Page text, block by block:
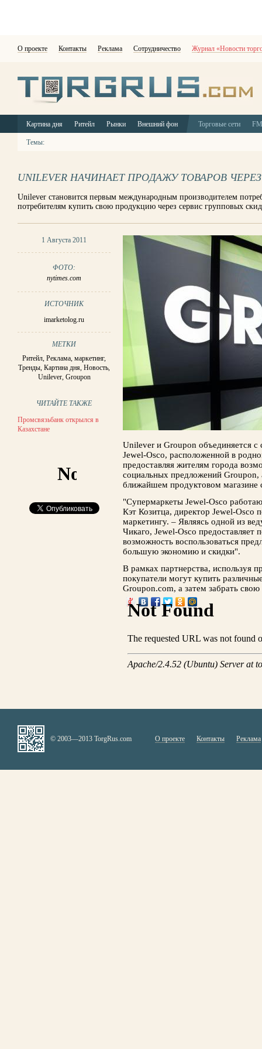
О проекте Контакты Реклама Сотрудничество Журнал «Новости
Картина дня Ритейл Рынки Внешний фон Торговые сети
Темы:
UNILEVER НАЧИНАЕТ ПРОДАЖУ ТОВАРОВ ЧЕРЕЗ
Unilever становится первым международным производителем
потребителям купить свою продукцию через сервис групповых
1 Августа 2011
ФОТО:
nytimes.com
ИСТОЧНИК
imarketolog.ru
МЕТКИ
Ритейл,Реклама, маркетинг,
Тренды,Картина дня,Новость,
Unilever, Groupon
ЧИТАЙТЕ ТАКЖЕ
Промсвязьбанк открылся в
Казахстане
Unilever и Groupon объединяется c
Jewel-Osco, расположенной в
предоставляя жителям города
социальных предложений
ближайшем продуктовом магазине
"Супермаркеты Jewel-Osco
Кэт Козитца, директор Jewel-Osco
маркетингу. – Являясь одной из
Чикаго, Jewel-Osco предоставляет
возможность воспользоваться
большую экономию и скидки".
В рамках партнерства, используя
покупатели могут купить
Groupon.com, а затем забрать
© 2003—2013 TorgRus.com О проекте Контакты Реклама